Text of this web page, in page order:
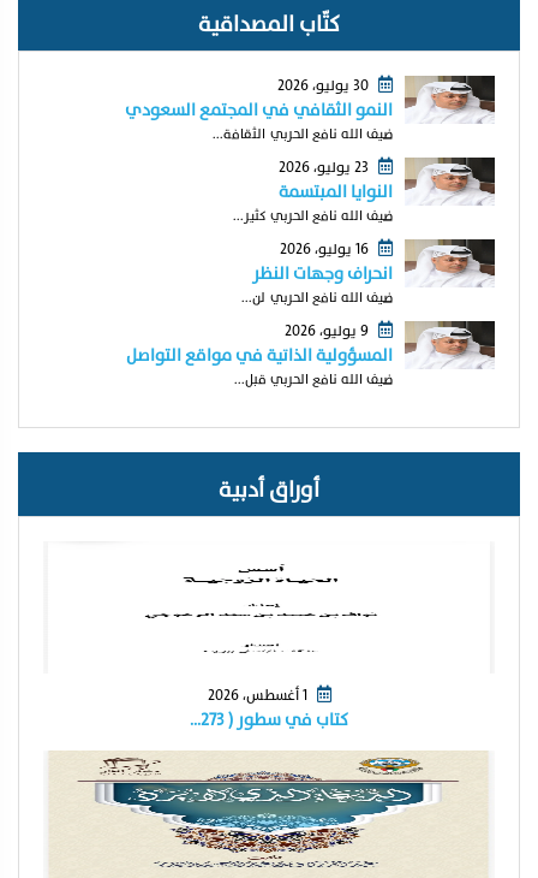
كتّاب المصداقية
30 يوليو، 2026
النمو الثقافي في المجتمع السعودي
ضيف الله نافع الحربي الثقافة...
النوايا المبتسمة
ضيف الله نافع الحربي كثير...
16 يوليو، 2026
انحراف وجهات النظر
ضيف الله نافع الحربي لن...
9 يوليو، 2026
المسؤولية الذاتية في مواقع التواصل
ضيف الله نافع الحربي قبل...
أوراق أدبية
1 أغسطس، 2026
كتاب في سطور ( ٢٧٣…